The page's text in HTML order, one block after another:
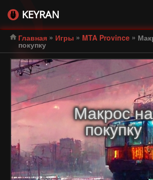
KEYRAN
Главная » Игры » MTA Province »
покупку
Макрос на
покупку